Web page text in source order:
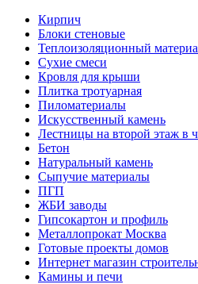
Кирпич
Блоки стеновые
Теплоизоляционный
Сухие смеси
Кровля для крыши
Плитка тротуарная
Пиломатериалы
Искусственный камень
Лестницы на второй этаж в
Бетон
Натуральный камень
Сыпучие материалы
ПГП
ЖБИ заводы
Гипсокартон и профиль
Металлопрокат Москва
Готовые проекты домов
Интернет магазин
Камины и печи